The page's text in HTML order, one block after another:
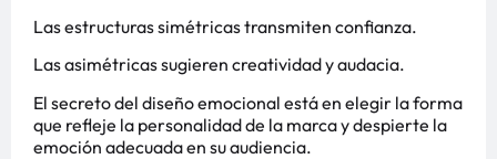
Las estructuras simétricas transmiten confianza.
Las asimétricas sugieren creatividad y audacia.
El secreto del diseño emocional está en elegir la forma
que refleje la personalidad de la marca y despierte la
emoción adecuada en su audiencia.